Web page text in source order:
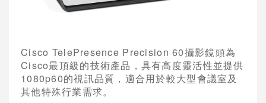
會議室型視訊
桌上型視訊
Cisco TelePresence Precision 60攝影鏡頭為
Cisco最頂級的技術產品，具有高度靈活性並提供
1080p60的視訊品質，適合用於較大型會議室及
其他特殊行業需求。